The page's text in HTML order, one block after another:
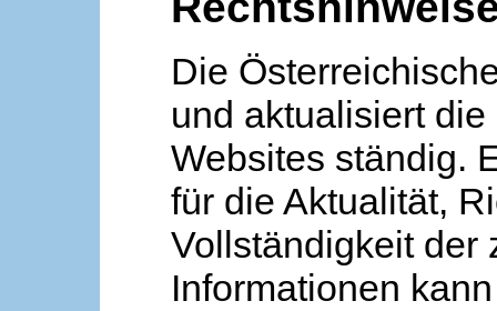
Die
und aktualisiert
Websites ständig.
für die Aktualität,
Vollständigkeit der
Informationen